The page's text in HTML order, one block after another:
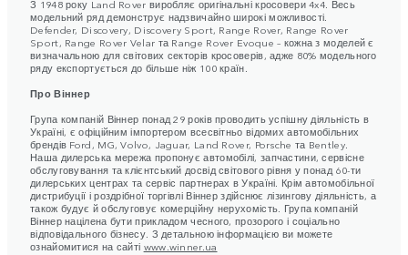
З 1948 року Land Rover виробляє оригінальні кросовери 4x4. Весь
модельний ряд демонструє надзвичайно широкі можливості.
Defender, Discovery, Discovery Sport, Range Rover, Range Rover
Sport, Range Rover Velar та Range Rover Evoque – кожна з моделей є
визначальною для світових секторів кросоверів, адже 80% модельного
ряду експортується до більше ніж 100 країн.
Про Віннер
Група компаній Віннер понад 29 років проводить успішну діяльність в
Україні, є офіційним імпортером всесвітньо відомих автомобільних
брендів Ford, MG, Volvo, Jaguar, Land Rover, Porsche та Bentley.
Наша дилерська мережа пропонує автомобілі, запчастини, сервісне
обслуговування та клієнтський досвід світового рівня у понад 60-ти
дилерських центрах та сервіс партнерах в Україні. Крім автомобільної
дистрибуції і роздрібної торгівлі Віннер здійснює лізингову діяльність, а
також будує й обслуговує комерційну нерухомість. Група компаній
Віннер націлена бути прикладом чесного, прозорого і соціально
відповідального бізнесу. З детальною інформацією ви можете
ознайомитися на сайті www.winner.ua